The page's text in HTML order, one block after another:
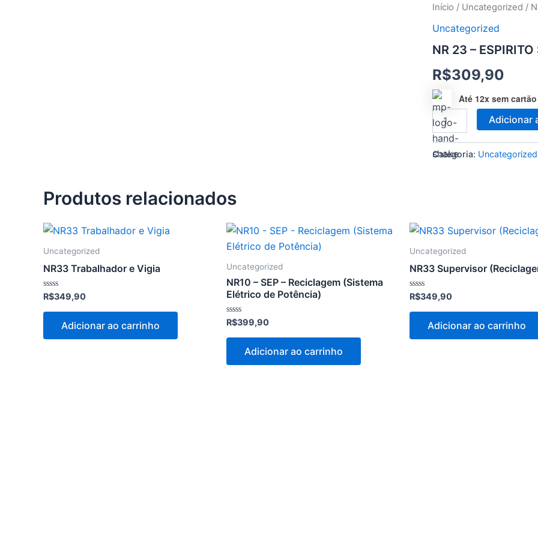
Início / Uncategorized /
Uncategorized
NR 23 –
R$309,90
Até 12x sem cartão
NR
-
SANTO
Adicionar
Categoria: Uncategorized
Produtos relacionados
Uncategorized
NR33 Trabalhador e Vigia
Avaliação
de
R$349,90
Adicionar ao carrinho
Uncategorized
NR10 – SEP – Reciclagem (Sistema
Elétrico de Potência)
Avaliação
de
R$399,90
Adicionar ao carrinho
Uncategorized
NR33 Supervisor
Avaliação
de
R$349,90
Adicionar ao carrinho